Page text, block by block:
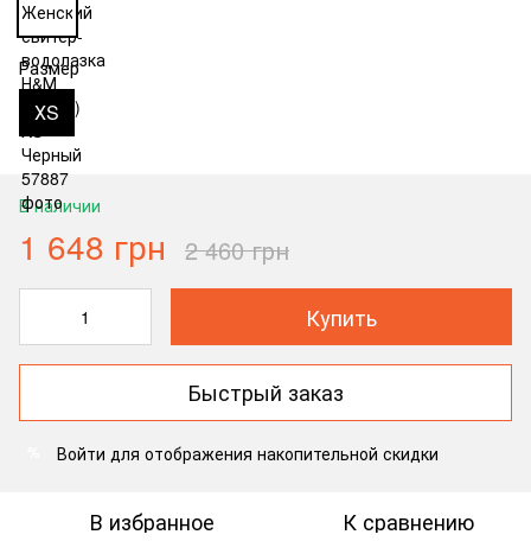
Размер
ХS
В наличии
1 648 грн 2 460 грн
Купить
Быстрый заказ
Войти для отображения накопительной скидки
В избранное К сравнению